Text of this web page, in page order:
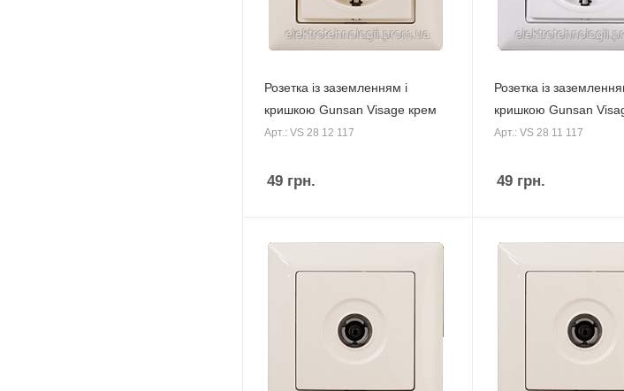
Розетка із заземленням і
кришкою Gunsan Visage крем
Арт.: VS 28 12 117
49 грн.
Розетка із
кришкою Gunsan
Арт.: VS 28 11 117
49грн.